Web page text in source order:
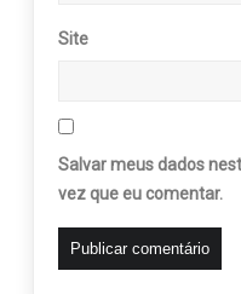
Site
Salvar meus dados
vez que eu comentar.